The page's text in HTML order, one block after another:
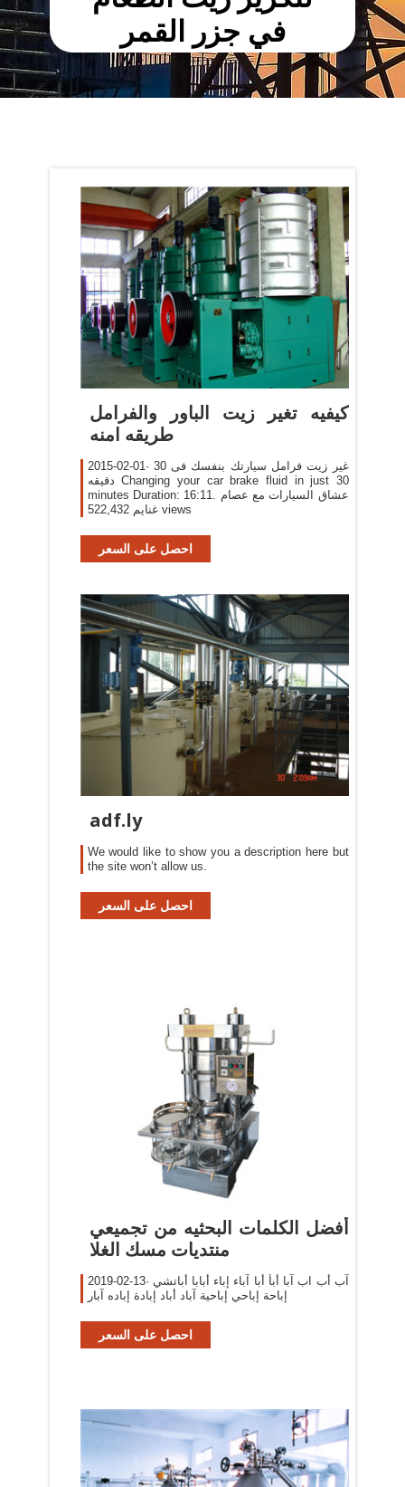
في جزر القمر
‫كيفيه تغير زيت الباور والفرامل
طريقه امنه
2015-02-01· غير زيت فرامل سيارتك بنفسك فى 30
دقيقه Changing your car brake fluid in just 30
minutes Duration: 16:11. عشاق السيارات مع عصام
غنايم 522,432 views
احصل على السعر
adf.ly
We would like to show you a description here but
the site won’t allow us.
احصل على السعر
أفضل الكلمات البحثيه من تجميعي
منتديات مسك الغلا
2019-02-13· آب أب اب آبا أبأ أبا آباء إباء أبابا أباتشي
إباحة إباحي إباحية آباد أباد إبادة إباده آبار
احصل على السعر